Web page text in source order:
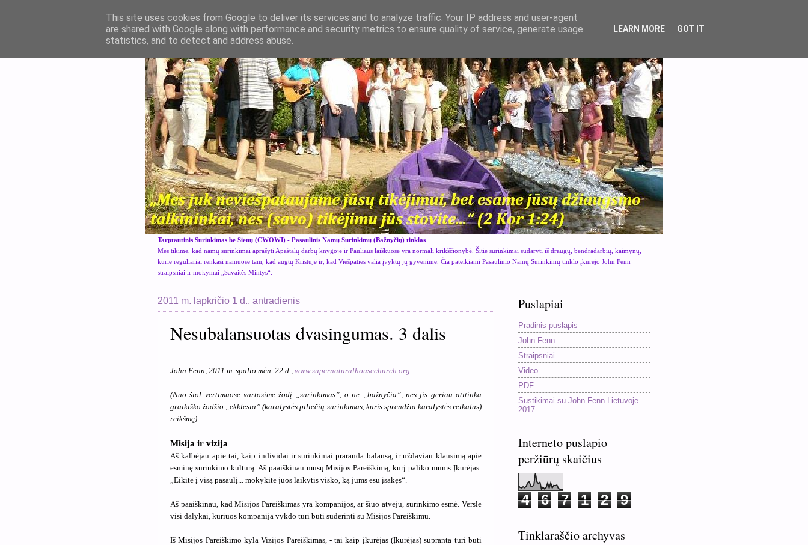
Tarptautinis Surinkimas be Sienų (CWOWI) - Pasaulinis Namų Surinkimų (Bažnyčių) tinklas
Mes tikime, kad namų surinkimai aprašyti Apaštalų darbų knygoje ir Pauliaus laiškuose yra normali krikščionybė. Šitie surinkimai sudaryti iš draugų, bendradarbių, kaimynų,
kurie reguliariai renkasi namuose tam, kad augtų Kristuje ir, kad Viešpaties valia įvyktų jų gyvenime. Čia pateikiami Pasaulinio Namų Surinkimų tinklo įkūrėjo John Fenn
straipsniai ir mokymai „Savaitės Mintys“.
2011 m. lapkričio 1 d., antradienis
Nesubalansuotas dvasingumas. 3 dalis
John Fenn, 2011 m. spalio mėn. 22 d., www.supernaturalhousechurch.org
(Nuo šiol vertimuose vartosime žodį „surinkimas”, o ne „bažnyčia”, nes jis geriau atitinka
graikiško žodžio „ekklesia” (karalystės piliečių surinkimas, kuris sprendžia karalystės reikalus)
reikšmę).
Misija ir vizija
Aš kalbėjau apie tai, kaip individai ir surinkimai praranda balansą, ir uždaviau klausimą apie
esminę surinkimo kultūrą. Aš paaiškinau mūsų Misijos Pareiškimą, kurį paliko mums Įkūrėjas:
„Eikite į visą pasaulį... mokykite juos laikytis visko, ką jums esu įsakęs“.
Aš paaiškinau, kad Misijos Pareiškimas yra kompanijos, ar šiuo atveju, surinkimo esmė. Versle
visi dalykai, kuriuos kompanija vykdo turi būti suderinti su Misijos Pareiškimu.
Iš Misijos Pareiškimo kyla Vizijos Pareiškimas, - tai kaip įkūrėjas (Įkūrėjas) supranta turi būti
Puslapiai
Pradinis puslapis
John Fenn
Straipsniai
Video
PDF
Sustikimai su John Fenn Lietuvoje
2017
Interneto puslapio
peržiūrų skaičius
4 6 7 1 2 9
Tinklaraščio archyvas
This site uses cookies from Google to deliver its services and to analyze traffic. Your IP address and user-agent
are shared with Google along with performance and security metrics to ensure quality of service, generate usage
statistics, and to detect and address abuse.
LEARN MORE GOT IT